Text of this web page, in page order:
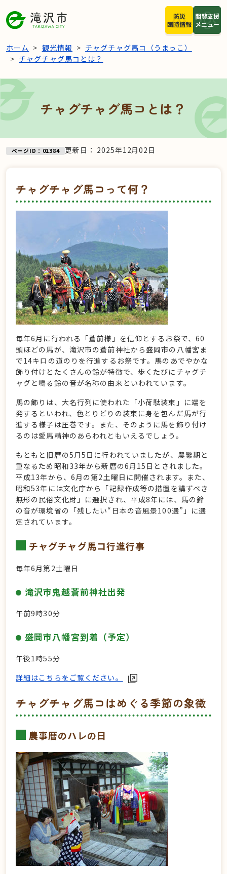
閲覧支援
メニュー
防災
臨時情報
ホーム 観光情報
チャグチャグ馬コ（うまっこ）
チャグチャグ馬コとは？
チャグチャグ馬コとは？
ページID：01384 更新日： 2025年12月02日
チャグチャグ馬コって何？
毎年6月に行われる「蒼前様」を信仰とするお祭で、60
頭ほどの馬が、滝沢市の蒼前神社から盛岡市の八幡宮ま
で14キロの道のりを行進するお祭です。馬のあでやかな
飾り付けとたくさんの鈴が特徴で、歩くたびにチャグチ
ャグと鳴る鈴の音が名称の由来といわれています。
馬の飾りは、大名行列に使われた「小荷駄装束」に端を
発するといわれ、色とりどりの装束に身を包んだ馬が行
進する様子は圧巻です。また、そのように馬を飾り付け
るのは愛馬精神のあらわれともいえるでしょう。
もともと旧暦の5月5日に行われていましたが、農繁期と
重なるため昭和33年から新暦の6月15日とされました。
平成13年から、6月の第2土曜日に開催されます。また、
昭和53年には文化庁から「記録作成等の措置を講ずべき
無形の民俗文化財」に選択され、平成8年には、馬の鈴
の音が環境省の「残したい“日本の音風景100選”」に選
定されています。
チャグチャグ馬コ行進行事
毎年6月第2土曜日
滝沢市鬼越蒼前神社出発
午前9時30分
盛岡市八幡宮到着（予定）
午後1時55分
詳細はこちらをご覧ください。
チャグチャグ馬コはめぐる季節の象徴
農事暦のハレの日